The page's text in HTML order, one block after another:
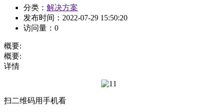
分类： 解决方案
发布时间： 2022-07-29 15:50:20
访问量： 0
概要:
概要:
详情
扫二维码用手机看